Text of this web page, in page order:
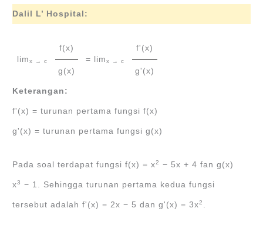
Dalil L’ Hospital:
limx → c
f(x)
g(x)
= limx → c
f'(x)
g'(x)
Keterangan:
f'(x) = turunan pertama fungsi f(x)
g'(x) = turunan pertama fungsi g(x)
Pada soal terdapat fungsi f(x) = x2 − 5x + 4 fan g(x)
x3 − 1. Sehingga turunan pertama kedua fungsi
tersebut adalah f'(x) = 2x − 5 dan g'(x) = 3x2 .